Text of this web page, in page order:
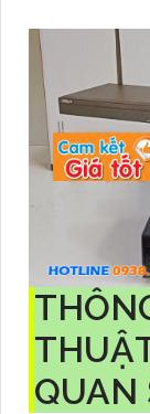
QUAN